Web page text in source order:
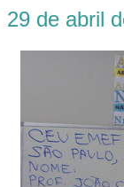
29 de abril